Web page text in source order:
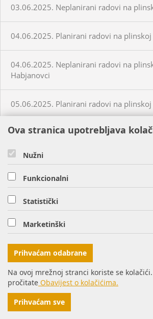
03.06.2025. Neplanirani radovi na
04.06.2025. Planirani radovi na
04.06.2025. Neplanirani radovi na
Habjanovci
05.06.2025. Planirani radovi na
05.06.2025. Planirani radovi na plinskoj
05.06.2025. Planirani radovi na
05.06.2025. Planirani radovi na
05.06.2025. Neplanirani radovi na
Virovitica
05.06.2025. Neplanirani radovi na
Ordanja
06.06.2025. Planirani radovi na plinskoj
Ova stranica upotrebljava
Nužni
Funkcionalni
Statistički
Marketinški
Prihvaćam odabrane
Na ovoj mrežnoj stranci koriste se
pročitate Obavijest o kolačićima.
Prihvaćam sve